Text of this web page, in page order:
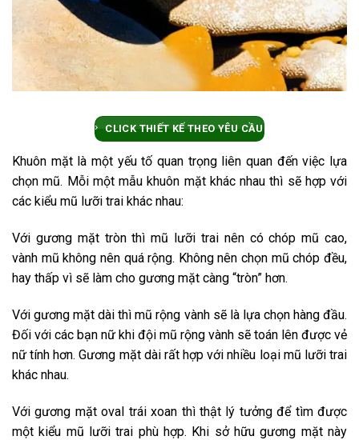
CLICK THIẾT KẾ THEO YÊU CẦU
Khuôn mặt là một yếu tố quan trọng liên quan đến việc lựa
chọn mũ. Mỗi một mẫu khuôn mặt khác nhau thì sẽ hợp với
các kiểu mũ lưỡi trai khác nhau:
Với gương mặt tròn thì mũ lưỡi trai nên có chóp mũ cao,
vành mũ không nên quá rộng. Không nên chọn mũ chóp đều,
hay thấp vì sẽ làm cho gương mặt càng “tròn” hơn.
Với gương mặt dài thì mũ rộng vành sẽ là lựa chọn hàng đầu.
Đối với các bạn nữ khi đội mũ rộng vành sẽ toán lên được vẻ
nữ tính hơn. Gương mặt dài rất hợp với nhiều loại mũ lưỡi trai
khác nhau.
Với gương mặt oval trái xoan thì thật lý tưởng để tìm được
một kiểu mũ lưỡi trai phù hợp. Khi sở hữu gương mặt này